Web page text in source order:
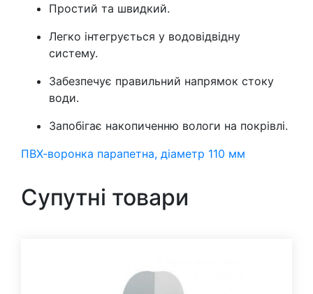
Простий та швидкий.
Легко інтегрується у водовідвідну
систему.
Забезпечує правильний напрямок стоку
води.
Запобігає накопиченню вологи на покрівлі.
ПВХ-воронка парапетна, діаметр 110 мм
Супутні товари